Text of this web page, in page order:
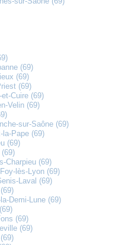
(69)
(69)
(69)
Cuire (69)
Velin (69)
sur-Saône (69)
la-Pape (69)
(69)
Charpieu (69)
lès-Lyon (69)
Laval (69)
Demi-Lune (69)
(69)
(69)